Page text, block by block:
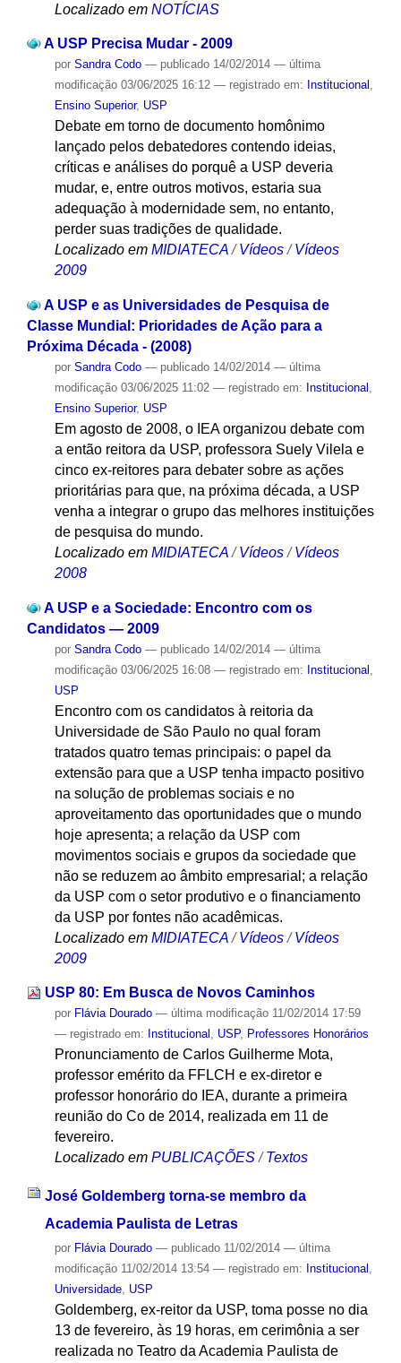
Localizado em NOTÍCIAS
A USP Precisa Mudar - 2009
por Sandra Codo — publicado14/02/2014 — última
modificação03/06/2025 16:12 — registrado em: Institucional ,
Ensino Superior, USP
Debate em torno de documento homônimo
lançado pelos debatedores contendo ideias,
críticas e análises do porquê a USP deveria
mudar, e, entre outros motivos, estaria sua
adequação à modernidade sem, no entanto,
perder suas tradições de qualidade.
Localizado em MIDIATECA /Vídeos /Vídeos
2009
A USP e as Universidades de Pesquisa de
Classe Mundial: Prioridades de Ação para a
Próxima Década - (2008)
por Sandra Codo — publicado14/02/2014 — última
modificação03/06/2025 11:02 — registrado em: Institucional ,
Ensino Superior, USP
Em agosto de 2008, o IEA organizou debate com
a então reitora da USP, professora Suely Vilela e
cinco ex-reitores para debater sobre as ações
prioritárias para que, na próxima década, a USP
venha a integrar o grupo das melhores instituições
de pesquisa do mundo.
Localizado em MIDIATECA /Vídeos /Vídeos
2008
A USP e a Sociedade: Encontro com os
Candidatos — 2009
por Sandra Codo — publicado14/02/2014 — última
modificação03/06/2025 16:08 — registrado em: Institucional
USP
Encontro com os candidatos à reitoria da
Universidade de São Paulo no qual foram
tratados quatro temas principais: o papel da
extensão para que a USP tenha impacto positivo
na solução de problemas sociais e no
aproveitamento das oportunidades que o mundo
hoje apresenta; a relação da USP com
movimentos sociais e grupos da sociedade que
não se reduzem ao âmbito empresarial; a relação
da USP com o setor produtivo e o financiamento
da USP por fontes não acadêmicas.
Localizado em MIDIATECA /Vídeos /Vídeos
2009
USP 80: Em Busca de Novos Caminhos
por Flávia Dourado — última modificação11/02/2014 17:59
— registrado em: Institucional , USP, Professores Honorários
Pronunciamento de Carlos Guilherme Mota,
professor emérito da FFLCH e ex-diretor e
professor honorário do IEA, durante a primeira
reunião do Co de 2014, realizada em 11 de
fevereiro.
Localizado em PUBLICAÇÕES / Textos
José Goldemberg torna-se membro da
Academia Paulista de Letras
por Flávia Dourado — publicado11/02/2014 — última
modificação11/02/2014 13:54 — registrado em: Institucional ,
Universidade, USP
Goldemberg, ex-reitor da USP, toma posse no dia
13 de fevereiro, às 19 horas, em cerimônia a ser
realizada no Teatro da Academia Paulista de